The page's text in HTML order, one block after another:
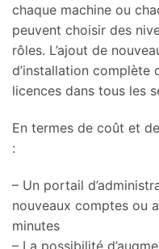
chaque machine ou
peuvent choisir des
rôles. L’ajout de
d’installation complète
licences dans tous les
En termes de coût et
:
– Un portail
nouveaux comptes ou
minutes
– La possibilité